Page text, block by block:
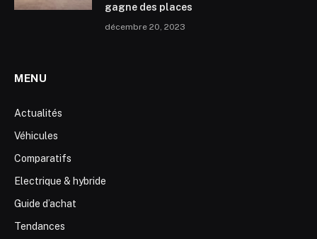
gagne des places
décembre 20, 2023
MENU
Actualités
Véhicules
Comparatifs
Electrique & hybride
Guide d’achat
Tendances